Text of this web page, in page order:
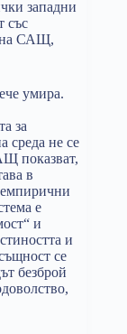
западни
със
на САЩ,
умира.
за
среда не се
показват,
в
емпирични
е
и
и
се
безброй